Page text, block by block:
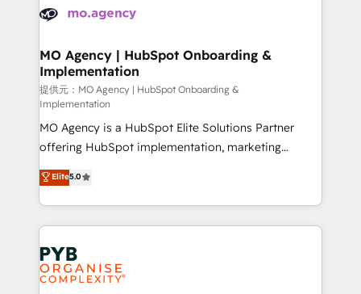
services are offered in both English & French.
WordPress and legacy CRMs, turning fragmented
architectures that accelerate revenue operations and
performance. - Multi-object CRM migration, cleanup,
and implementation. - Pre-built and custom
integrations across your full tech stack. - Custom
object setup, CMS builds, and full-funnel automation.
- Dashboards, lifecycle campaigns, and lead
nurturing sequences. - Cross-hub setup across
Marketing, Sales, Operations, and Service Hubs. -
Ongoing optimization, managed support, and
scalable retainers. Let’s make HubSpot your most
powerful growth engine. Built to convert, scale, and
drive results.
MO Agency | HubSpot Onboarding &
Implementation
提供元：MO Agency | HubSpot Onboarding &
Implementation
MO Agency is a HubSpot Elite Solutions Partner
offering HubSpot implementation, marketing
automation, CRM and RevOps consulting, B2B SEO,
paid media, content marketing, AEO and GEO (AI
search optimisation), and HubSpot Content Hub and
WordPress development. We work with enterprise
and growth-led companies across technology,
professional services, financial services and
industrial sectors. Offices in Johannesburg, Cape
Elite5.0